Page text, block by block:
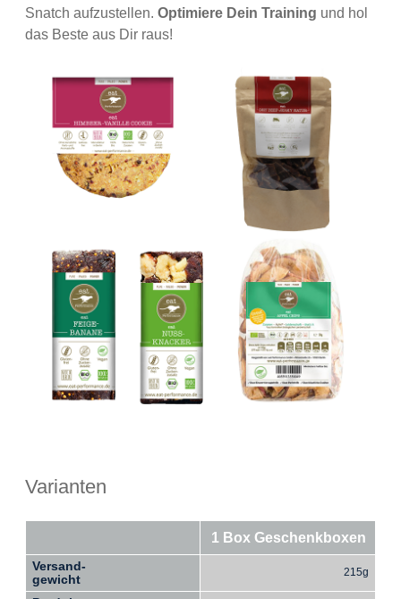
Snatch aufzustellen. Optimiere Dein Training und hol
das Beste aus Dir raus!
Varianten
1 Box Geschenkboxen
Versand-
gewicht
215g